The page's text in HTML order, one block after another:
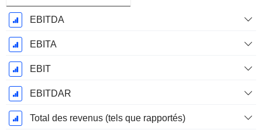
EBITDA
EBITA
EBIT
EBITDAR
Total des revenus (tels que rapportés)